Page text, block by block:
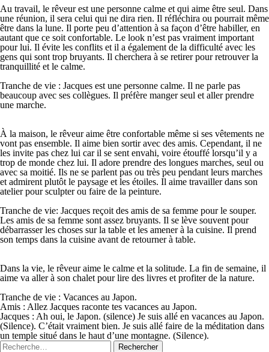
Au travail, le rêveur est une personne calme et qui aime être seul. Dans
une réunion, il sera celui qui ne dira rien. Il réfléchira ou pourrait même
être dans la lune. Il porte peu d’attention à sa façon d’être habiller, en
autant que ce soit confortable. Le look n’est pas vraiment important
pour lui. Il évite les conflits et il a également de la difficulté avec les
gens qui sont trop bruyants. Il cherchera à se retirer pour retrouver la
tranquillité et le calme.
Tranche de vie : Jacques est une personne calme. Il ne parle pas
beaucoup avec ses collègues. Il préfère manger seul et aller prendre
une marche.
À la maison, le rêveur aime être confortable même si ses vêtements ne
vont pas ensemble. Il aime bien sortir avec des amis. Cependant, il ne
les invite pas chez lui car il se sent envahi, voire étouffé lorsqu’il y a
trop de monde chez lui. Il adore prendre des longues marches, seul ou
avec sa moitié. Ils ne se parlent pas ou très peu pendant leurs marches
et admirent plutôt le paysage et les étoiles. Il aime travailler dans son
atelier pour sculpter ou faire de la peinture.
Tranche de vie: Jacques reçoit des amis de sa femme pour le souper.
Les amis de sa femme sont assez bruyants. Il se lève souvent pour
débarrasser les choses sur la table et les amener à la cuisine. Il prend
son temps dans la cuisine avant de retourner à table.
Dans la vie, le rêveur aime le calme et la solitude. La fin de semaine, il
aime va aller à son chalet pour lire des livres et profiter de la nature.
Tranche de vie : Vacances au Japon.
Amis : Allez Jacques raconte tes vacances au Japon.
Jacques : Ah oui, le Japon. (silence) Je suis allé en vacances au Japon.
(Silence). C’était vraiment bien. Je suis allé faire de la méditation dans
un temple situé dans le haut d’une montagne. (Silence).